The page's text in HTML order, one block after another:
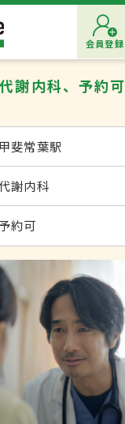
会員登録
謝内科、予約可
甲斐常葉駅
謝内科
約可